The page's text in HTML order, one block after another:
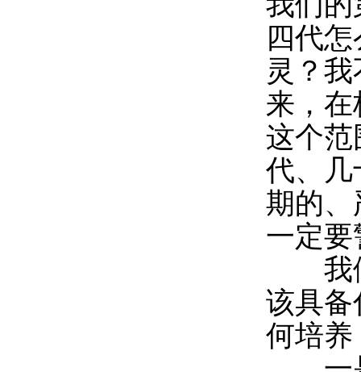
四代
灵？
来，
这个范
代、几
期的、
一定
我们
该具备
何培养